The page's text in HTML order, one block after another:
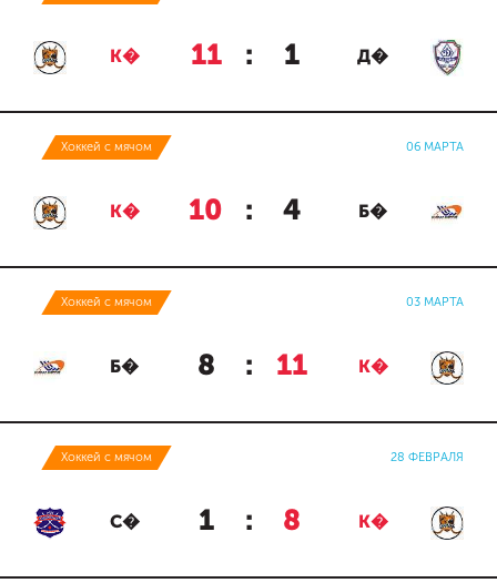
К� 11 : 1 Д�
Хоккей с мячом 06 МАРТА
К� 10 : 4 Б�
Хоккей с мячом 03 МАРТА
Б� 8 : 11 К�
Хоккей с мячом 28 ФЕВРАЛЯ
С� 1 : 8 К�